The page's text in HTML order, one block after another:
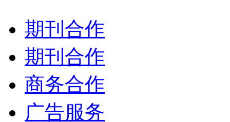
期刊合作
期刊合作
商务合作
广告服务